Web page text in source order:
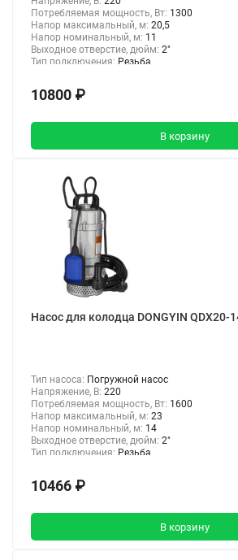
Потребляемая мощность, Вт: 1300
Напор максимальный, м: 20,5
Напор номинальный, м: 11
Выходное отверстие, дюйм: 2"
Тип подключения: Резьба
10800 ₽
В корзину
Насос для колодца DONGYIN QDX20-
Тип насоса: Погружной насос
Напряжение, В: 220
Потребляемая мощность, Вт: 1600
Напор максимальный, м: 23
Напор номинальный, м: 14
Выходное отверстие, дюйм: 2"
Тип подключения: Резьба
10466 ₽
В корзину